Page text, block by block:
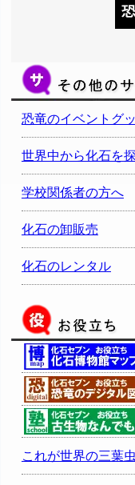
恐竜のイベントグ
世界中から化石を
学校関係者の方へ
化石の卸販売
化石のレンタル
これが世界の三葉虫